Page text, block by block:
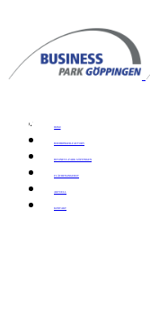
HOME
BOEHRINGER-FACTORY
BUSINESS-PARK GÖPPINGEN
FLÄCHENANGEBOT
AKTUELL
KONTAKT
NEHMEN